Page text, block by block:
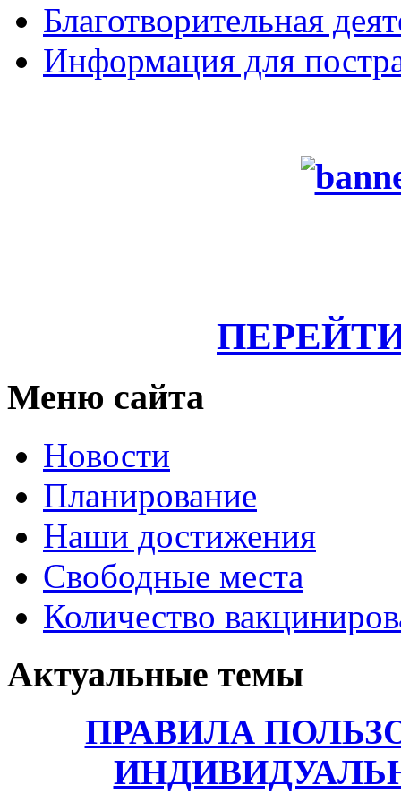
Благотворительная
Информация для
Меню сайта
Новости
Планирование
Наши достижения
Свободные места
Количество
Актуальные темы
ПРАВИЛА